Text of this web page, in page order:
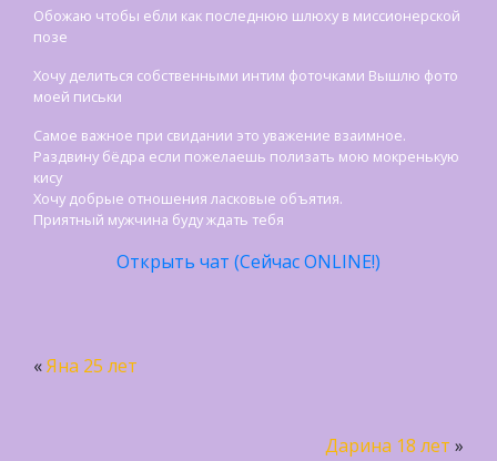
Обожаю чтобы ебли как последнюю шлюху в миссионерской
позе
Хочу делиться собственными интим фоточками Вышлю фото
моей письки
Самое важное при свидании это уважение взаимное.
Раздвину бёдра если пожелаешь полизать мою мокренькую
кису
Хочу добрые отношения ласковые объятия.
Приятный мужчина буду ждать тебя
Открыть чат (Сейчас ONLINE!)
«Яна 25 лет
Дарина 18 лет »